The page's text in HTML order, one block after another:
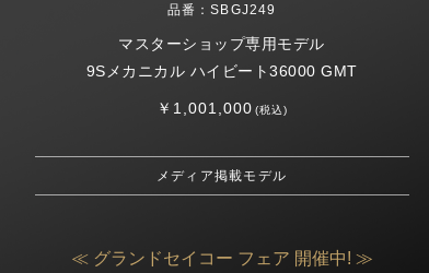
品番：SBGJ249
マスターショップ専用モデル
9Sメカニカル ハイビート36000 GMT
￥1,001,000(税込)
メディア掲載モデル
≪ グランドセイコー フェア 開催中! ≫